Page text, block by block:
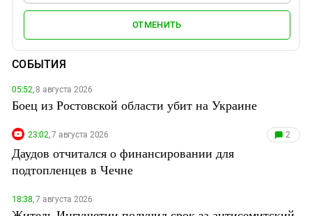
ОТМЕНИТЬ
СОБЫТИЯ
05:52,8 августа 2026
Боец из Ростовской области убит на Украине
23:02,7 августа 2026 2
Даудов отчитался о финансировании для
подтопленцев в Чечне
18:38,7 августа 2026